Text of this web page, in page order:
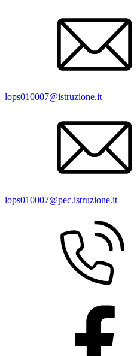
lops010007@istruzione.it
lops010007@pec.istruzione.it